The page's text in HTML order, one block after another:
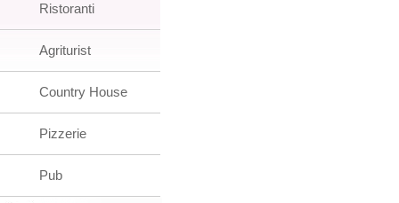
Ristoranti
Agriturist
Country House
Pizzerie
Pub